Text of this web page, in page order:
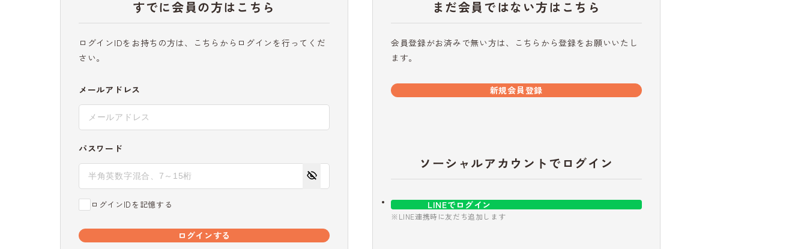
すでに会員の方はこちら
ログインIDをお持ちの方は、こちらからログインを行ってくだ
さい。
メールアドレス
パスワード
ログインIDを記憶する
ログインする
まだ会員ではない方はこちら
会員登録がお済みで無い方は、こちらから登録をお願いいたし
ます。
新規会員登録
ソーシャルアカウントでログイン
LINEでログイン
※LINE連携時に友だち追加します